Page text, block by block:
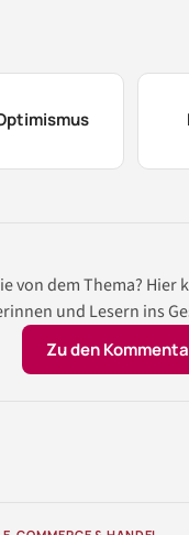
von dem Thema? Hier
und Lesern ins
Zu den